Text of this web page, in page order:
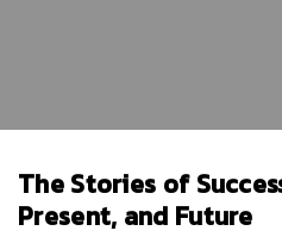
The Stories of
Present, and Future